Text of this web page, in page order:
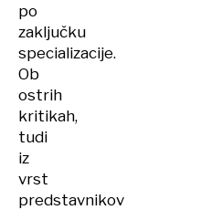
po
zaključku
specializacije.
Ob
ostrih
kritikah,
tudi
iz
vrst
predstavnikov